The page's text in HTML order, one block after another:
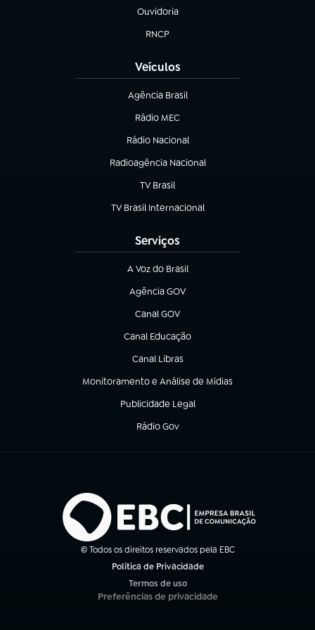
Ouvidoria
(abre em nova aba)
RNCP
(abre em nova aba)
Veículos
Agência Brasil
(abre em nova aba)
Rádio MEC
(abre em nova aba)
Rádio Nacional
Radioagência Nacional
(abre em nova aba)
TV Brasil
(abre em nova aba)
TV Brasil Internacional
(abre em nova aba)
Serviços
A Voz do Brasil
(abre em nova aba)
Agência GOV
(abre em nova aba)
Canal GOV
(abre em nova aba)
Canal Educação
(abre em nova aba)
Canal Libras
(abre em nova aba)
Monitoramento e Análise de Mídias
(abre em nova aba)
Publicidade Legal
(abre em nova aba)
Rádio Gov
(abre em nova aba)
© Todos os direitos reservados pela EBC
Política de Privacidade
Termos de uso
(abre em nova aba)
Preferências de privacidade